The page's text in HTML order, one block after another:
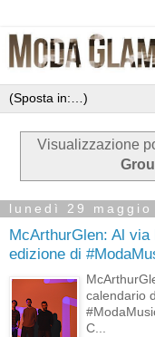
Visualizzazione
lunedì 29 maggio
McArthurGlen: Al via
edizione di
calendario
C...